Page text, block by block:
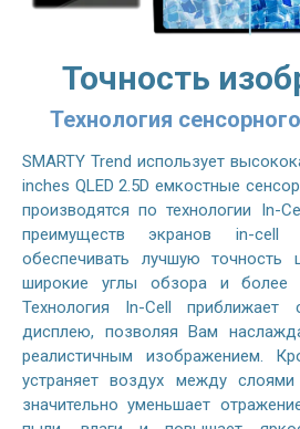
Точность
Технология
SMARTY Trend использует
inches QLED 2.5D емкостные
производятся по технологии In-
преимуществ экранов in-
обеспечивать лучшую точность
широкие углы обзора и более
Технология In-Cell
дисплею, позволяя Вам
реалистичным изображением.
устраняет воздух между
значительно уменьшает